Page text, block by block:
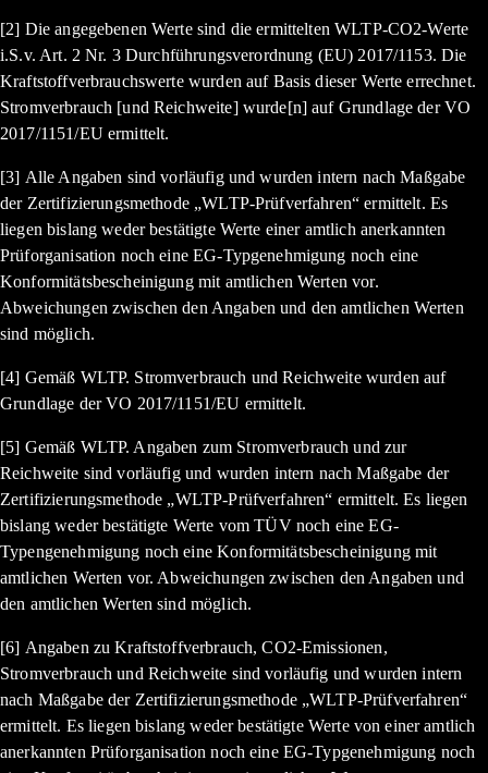
[2] Die angegebenen Werte sind die ermittelten WLTP-CO2-Werte
i.S.v. Art. 2 Nr. 3 Durchführungsverordnung (EU) 2017/1153. Die
Kraftstoffverbrauchswerte wurden auf Basis dieser Werte errechnet.
Stromverbrauch [und Reichweite] wurde[n] auf Grundlage der VO
2017/1151/EU ermittelt.
[3] Alle Angaben sind vorläufig und wurden intern nach Maßgabe
der Zertifizierungsmethode „WLTP-Prüfverfahren“ ermittelt. Es
liegen bislang weder bestätigte Werte einer amtlich anerkannten
Prüforganisation noch eine EG-Typgenehmigung noch eine
Konformitätsbescheinigung mit amtlichen Werten vor.
Abweichungen zwischen den Angaben und den amtlichen Werten
sind möglich.
[4] Gemäß WLTP. Stromverbrauch und Reichweite wurden auf
Grundlage der VO 2017/1151/EU ermittelt.
[5] Gemäß WLTP. Angaben zum Stromverbrauch und zur
Reichweite sind vorläufig und wurden intern nach Maßgabe der
Zertifizierungsmethode „WLTP-Prüfverfahren“ ermittelt. Es liegen
bislang weder bestätigte Werte vom TÜV noch eine EG-
Typengenehmigung noch eine Konformitätsbescheinigung mit
amtlichen Werten vor. Abweichungen zwischen den Angaben und
den amtlichen Werten sind möglich.
[6] Angaben zu Kraftstoffverbrauch, CO2-Emissionen,
Stromverbrauch und Reichweite sind vorläufig und wurden intern
nach Maßgabe der Zertifizierungsmethode „WLTP-Prüfverfahren“
ermittelt. Es liegen bislang weder bestätigte Werte von einer amtlich
anerkannten Prüforganisation noch eine EG-Typgenehmigung noch